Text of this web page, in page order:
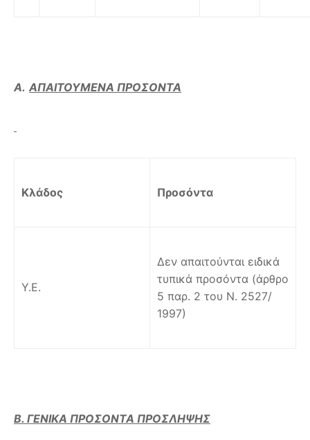
Α. ΑΠΑΙΤΟΥΜΕΝΑ ΠΡΟΣΟΝΤΑ
Κλάδος Προσόντα
Υ.Ε.
Δεν απαιτούνται ειδικά
τυπικά προσόντα (άρθρο
5 παρ. 2 του Ν. 2527/
1997)
Β. ΓΕΝΙΚΑ ΠΡΟΣΟΝΤΑ ΠΡΟΣΛΗΨΗΣ